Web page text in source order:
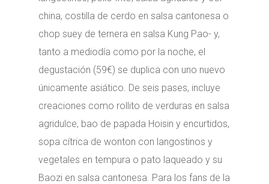
china, costilla de cerdo en salsa cantonesa o
chop suey de ternera en salsa Kung Pao- y,
tanto a mediodía como por la noche, el
degustación (59€) se duplica con uno nuevo
únicamente asiático. De seis pases, incluye
creaciones como rollito de verduras en salsa
agridulce, bao de papada Hoisin y encurtidos,
sopa cítrica de wonton con langostinos y
vegetales en tempura o pato laqueado y su
Baozi en salsa cantonesa. Para los fans de la